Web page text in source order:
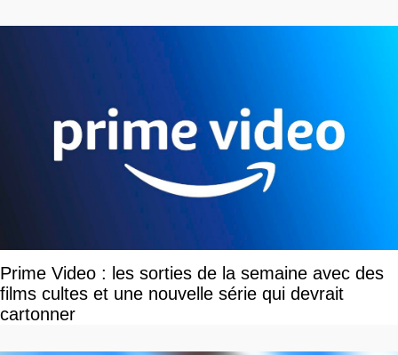
Prime Video : les sorties de la semaine avec des
films cultes et une nouvelle série qui devrait
cartonner